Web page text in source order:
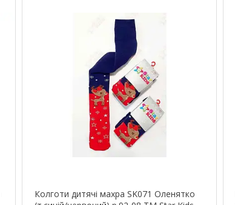
Колготи дитячі махра SK071 Оленятко